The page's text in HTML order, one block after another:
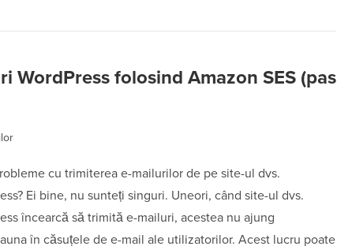
WordPress folosind Amazon SES (pas
cu trimiterea e-mailurilor de pe site-ul dvs.
Ei bine, nu sunteți singuri. Uneori, când site-ul dvs.
încearcă să trimită e-mailuri, acestea nu ajung
în căsuțele de e-mail ale utilizatorilor. Acest lucru poate